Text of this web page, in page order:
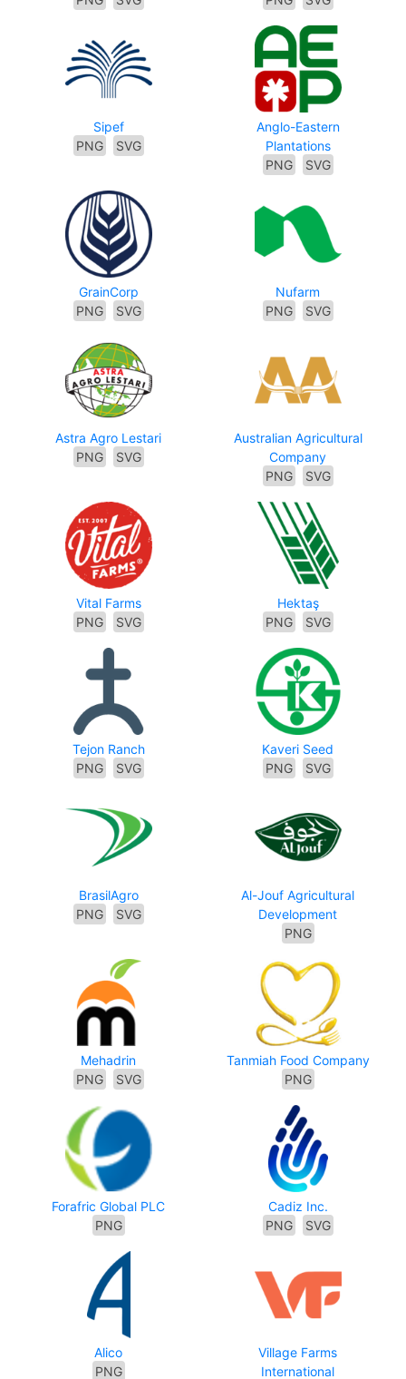
Sipef
PNG
SVG
Anglo-Eastern
Plantations
PNG
SVG
GrainCorp
PNG
SVG
Nufarm
PNG
SVG
Astra Agro Lestari
PNG
SVG
Australian Agricultural
Company
PNG
SVG
Vital Farms
PNG
SVG
Hektaş
PNG
SVG
Tejon Ranch
PNG
SVG
Kaveri Seed
PNG
SVG
BrasilAgro
PNG
SVG
Al-Jouf Agricultural
Development
PNG
Mehadrin
PNG
SVG
Tanmiah Food Company
PNG
Forafric Global PLC
PNG
Cadiz Inc.
PNG
SVG
Alico
PNG
Village Farms
International